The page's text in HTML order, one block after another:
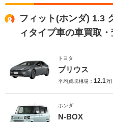
フィット(ホンダ) 1.3
ィタイプ車の車買取
トヨタ
プリウス
平均買取相場： 12.1万
ホンダ
N-BOX